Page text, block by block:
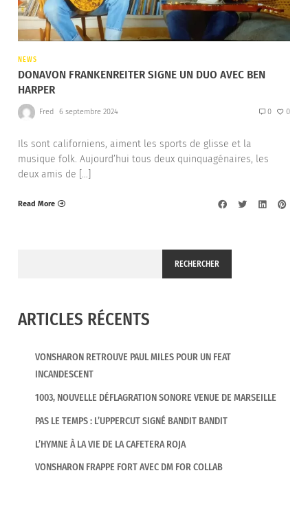
NEWS
DONAVON FRANKENREITER SIGNE UN DUO AVEC BEN
HARPER
Fred 6 septembre 2024 0 0
Ils sont californiens, aiment les sports de glisse et la
musique folk. Aujourd’hui tous deux quinquagénaires, les
deux amis de […]
Read More
RECHERCHER
ARTICLES RÉCENTS
VONSHARON RETROUVE PAUL MILES POUR UN FEAT
INCANDESCENT
1003, NOUVELLE DÉFLAGRATION SONORE VENUE DE MARSEILLE
PAS LE TEMPS : L’UPPERCUT SIGNÉ BANDIT BANDIT
L’HYMNE À LA VIE DE LA CAFETERA ROJA
VONSHARON FRAPPE FORT AVEC DM FOR COLLAB